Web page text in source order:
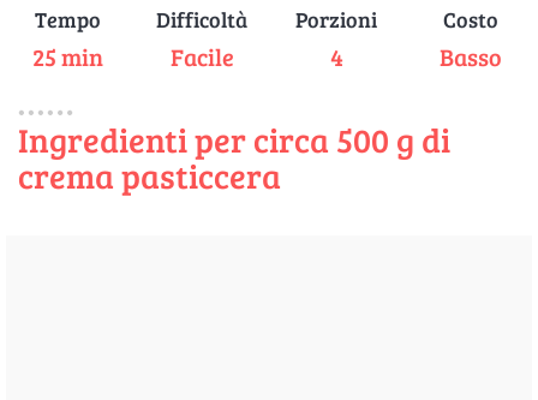
Tempo
25 min
Difficoltà
Facile
Porzioni
4
Costo
Basso
Ingredienti per circa 500 g di
crema pasticcera